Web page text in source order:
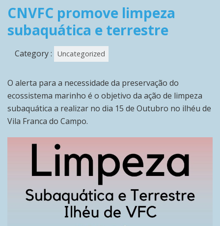
CNVFC promove limpeza
subaquática e terrestre
Category : Uncategorized
O alerta para a necessidade da preservação do
ecossistema marinho é o objetivo da ação de limpeza
subaquática a realizar no dia 15 de Outubro no ilhéu de
Vila Franca do Campo.